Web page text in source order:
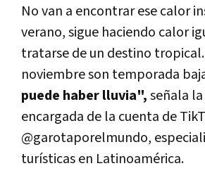
No van a encontrar ese calor
verano, sigue haciendo calor
tratarse de un destino
noviembre son temporada
puede haber lluvia",señala
encargada de la cuenta de
@garotaporelmundo,
turísticas en Latinoamérica.